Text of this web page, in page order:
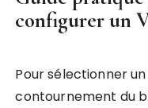
configurer un
Pour sélectionner
contournement du